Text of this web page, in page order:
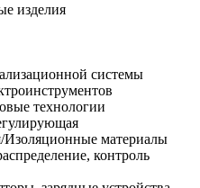
изделия
системы
технологии
Изоляционные материалы
контроль